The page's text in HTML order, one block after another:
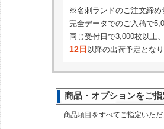
※名刺ランドのご注文締め
完全データでのご入稿で
同じ受付日で3,000枚以上
12日 以降の出荷予定となり
商品・オプションをご指
商品項目をすべてご指定いた